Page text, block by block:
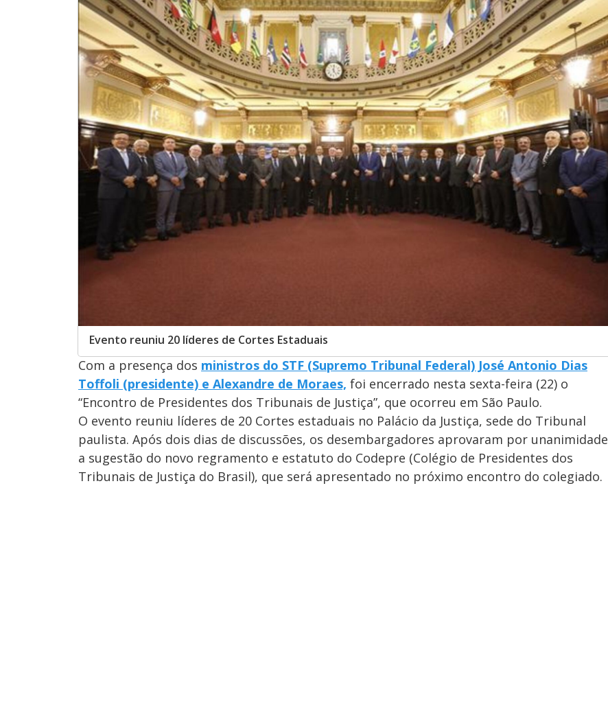
Evento reuniu 20 líderes de Cortes Estaduais
Com a presença dos ministros do STF (Supremo Tribunal Federal) José Antonio Dias
Toffoli (presidente) e Alexandre de Moraes, foi encerrado nesta sexta-feira (22) o
“Encontro de Presidentes dos Tribunais de Justiça”, que ocorreu em São Paulo.
O evento reuniu líderes de 20 Cortes estaduais no Palácio da Justiça, sede do Tribunal
paulista. Após dois dias de discussões, os desembargadores aprovaram por unanimidade
a sugestão do novo regramento e estatuto do Codepre (Colégio de Presidentes dos
Tribunais de Justiça do Brasil), que será apresentado no próximo encontro do colegiado.